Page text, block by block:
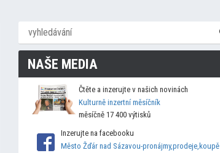
NAŠE MEDIA
Čtěte a inzerujte v našich novinách
Kulturně inzertní měsíčník
měsíčně 17 400 výtisků
Inzerujte na facebooku
Město Žďár nad Sázavou-pronájmy,prodeje,koupě